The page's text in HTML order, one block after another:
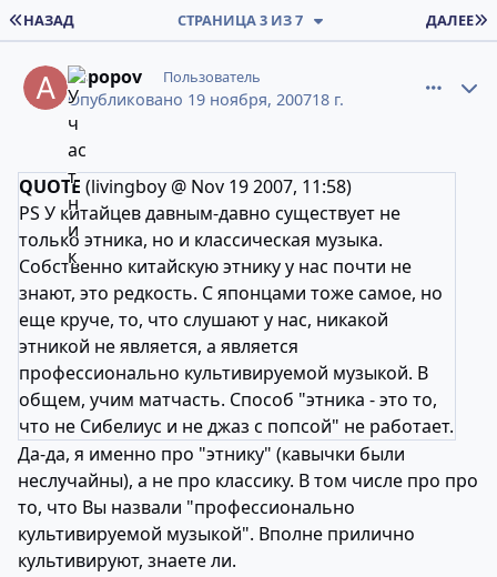
ПЕРВАЯ СТРАНИЦА
НАЗАД ДАЛЕЕ
СТРАНИЦА 3 ИЗ 7
aspopov Пользователь
Опубликовано 19 ноября, 200718 г.
QUOTE (livingboy @ Nov 19 2007, 11:58)
PS У китайцев давным-давно существует не
только этника, но и классическая музыка.
Собственно китайскую этнику у нас почти не
знают, это редкость. С японцами тоже самое, но
еще круче, то, что слушают у нас, никакой
этникой не является, а является
профессионально культивируемой музыкой. В
общем, учим матчасть. Способ "этника - это то,
что не Сибелиус и не джаз с попсой" не работает.
Да-да, я именно про "этнику" (кавычки были
неслучайны), а не про классику. В том числе про про
то, что Вы назвали "профессионально
культивируемой музыкой". Вполне прилично
культивируют, знаете ли.